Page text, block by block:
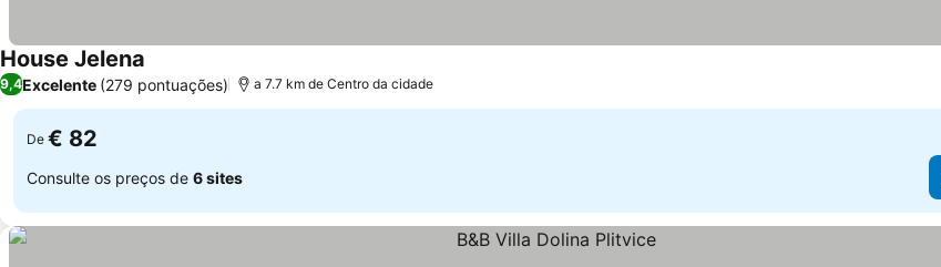
House Jelena
9,4Excelente (279 pontuações) a 7.7 km de Centro da cidade
De € 82
Consulte os preços de 6 sites